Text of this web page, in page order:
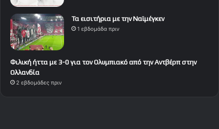
Τα εισιτήρια με την Ναϊμέγκεν
1 εβδομάδα πριν
Φιλική ήττα με 3-0 για τον Ολυμπιακό από την Αντβέρπ στην
Ολλανδία
2 εβδομάδες πριν